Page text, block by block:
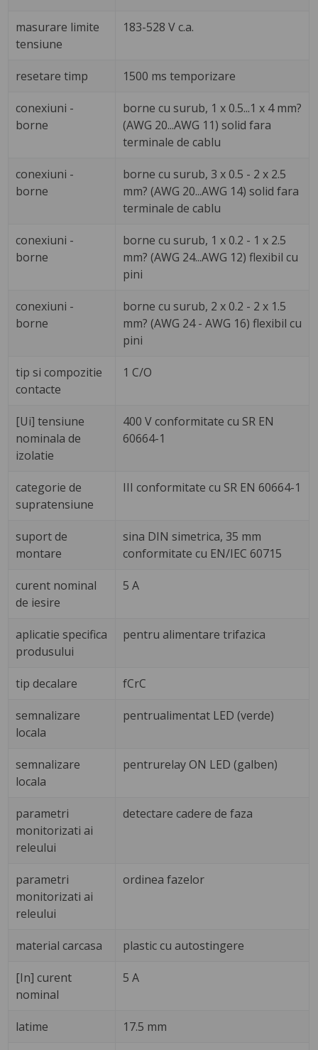
masurare limite
tensiune
183-528 V c.a.
resetare timp 1500 ms temporizare
conexiuni -
borne
borne cu surub, 1 x 0.5...1 x 4 mm?
(AWG 20...AWG 11) solid fara
terminale de cablu
conexiuni -
borne
borne cu surub, 3 x 0.5 - 2 x 2.5
mm? (AWG 20...AWG 14) solid fara
terminale de cablu
conexiuni -
borne
borne cu surub, 1 x 0.2 - 1 x 2.5
mm? (AWG 24...AWG 12) flexibil cu
pini
conexiuni -
borne
borne cu surub, 2 x 0.2 - 2 x 1.5
mm? (AWG 24 - AWG 16) flexibil cu
pini
tip si compozitie
contacte
1 C/O
[Ui] tensiune
nominala de
izolatie
400 V conformitate cu SR EN
60664-1
categorie de
supratensiune
III conformitate cu SR EN 60664-1
suport de
montare
sina DIN simetrica, 35 mm
conformitate cu EN/IEC 60715
curent nominal
de iesire
5 A
aplicatie specifica
produsului
pentru alimentare trifazica
tip decalare fCrC
semnalizare
locala
pentrualimentat LED (verde)
semnalizare
locala
pentrurelay ON LED (galben)
parametri
monitorizati ai
releului
detectare cadere de faza
parametri
monitorizati ai
releului
ordinea fazelor
material carcasa plastic cu autostingere
[In] curent
nominal
5 A
latime 17.5 mm